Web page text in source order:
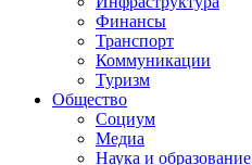
Финансы
Транспорт
Коммуникации
Туризм
Общество
Социум
Медиа
Наука и образование